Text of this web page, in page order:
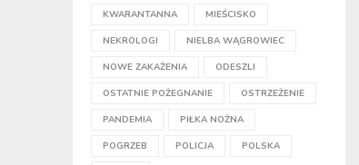
KWARANTANNA MIEŚCISKO
NEKROLOGI NIELBA WĄGROWIEC
NOWE ZAKAŻENIA ODESZLI
OSTATNIE POŻEGNANIE OSTRZEŻENIE
PANDEMIA PIŁKA NOŻNA
POGRZEB POLICJA POLSKA